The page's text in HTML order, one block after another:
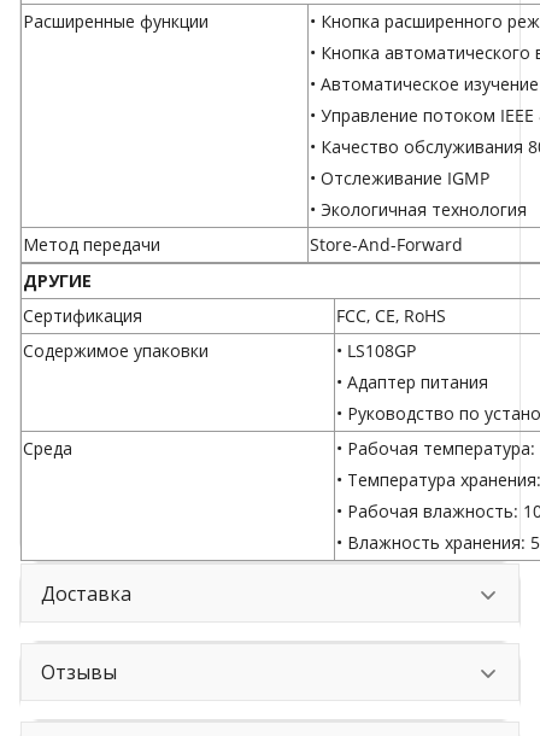
Расширенные функции
• Кнопка расширенного
• Кнопка автоматического
• Автоматическое
• Управление потоком IEEE
• Качество обслуживания
• Отслеживание IGMP
• Экологичная технология
Метод передачи
Store-And-Forward
ДРУГИЕ
Сертификация
FCC, CE, RoHS
Содержимое упаковки
• LS108GP
• Адаптер питания
• Руководство по
Среда
• Рабочая
• Температура
• Рабочая влажность:
• Влажность хранения:
Доставка
Отзывы